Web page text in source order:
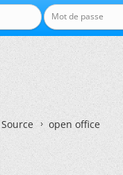
open office